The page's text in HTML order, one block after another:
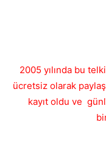
2005 yılında bu
ücretsiz olarak
kayıt oldu ve